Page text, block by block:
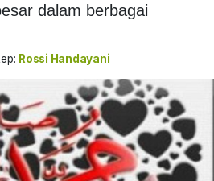
dalam berbagai
Rossi Handayani